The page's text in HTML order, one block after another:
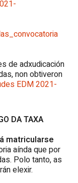
de adxudicación
non obtiveron
EDM 2021-
DA TAXA
matricularse
aínda que por
Polo tanto, as
elexir.